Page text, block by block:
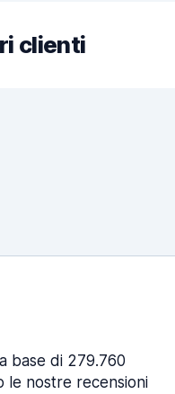
clienti
base di 279.760
le nostre recensioni